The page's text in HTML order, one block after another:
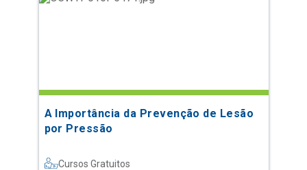
A Importância da Prevenção de Lesão
por Pressão
Cursos Gratuitos